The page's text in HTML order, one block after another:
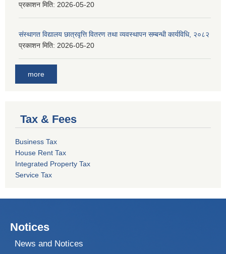
प्रकाशन मिति: 2026-05-20
संस्थागत विद्यालय छात्रवृत्ति वितरण तथा व्यवस्थापन सम्बन्धी कार्यविधि, २०८२
प्रकाशन मिति: 2026-05-20
more
Tax & Fees
Business Tax
House Rent Tax
Integrated Property Tax
Service Tax
Notices
News and Notices